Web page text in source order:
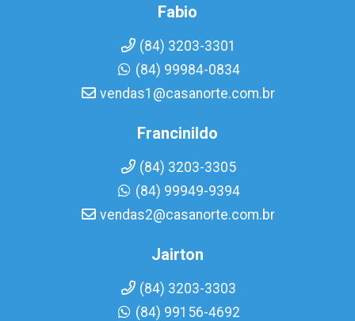
Fabio
(84) 3203-3301
(84) 99984-0834
vendas1@casanorte.com.br
Francinildo
(84) 3203-3305
(84) 99949-9394
vendas2@casanorte.com.br
Jairton
(84) 3203-3303
(84) 99156-4692